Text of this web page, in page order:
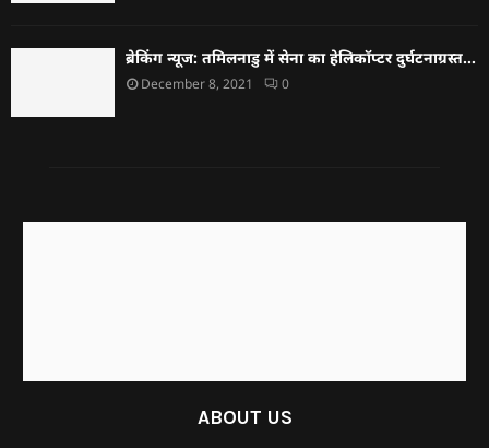
ब्रेकिंग न्यूज: तमिलनाडु में सेना का हेलिकॉप्टर दुर्घटनाग्रस्त…
December 8, 2021 0
ABOUT US